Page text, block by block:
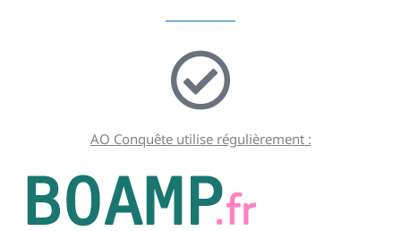
AO Conquête utilise régulièrement :